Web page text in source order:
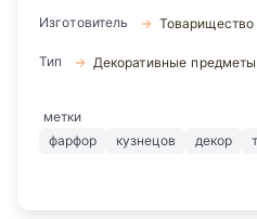
Изготовитель
Тип Декоративные предметы
метки
фарфор
кузнецов декор